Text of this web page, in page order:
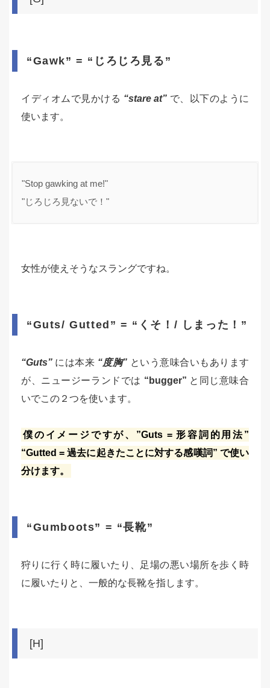
“Gawk” = “じろじろ見る”
イディオムで見かける “stare at” で、以下のように
使います。
"Stop gawking at me!"
"じろじろ見ないで！"
女性が使えそうなスラングですね。
“Guts/ Gutted” = “くそ！/ しまった！”
“Guts” には本来 “度胸” という意味合いもあります
が、ニュージーランドでは “bugger” と同じ意味合
いでこの２つを使います。
僕のイメージですが、”Guts = 形容詞的用法”
“Gutted = 過去に起きたことに対する感嘆詞” で使い
分けます。
“Gumboots” = “長靴”
狩りに行く時に履いたり、足場の悪い場所を歩く時
に履いたりと、一般的な長靴を指します。
[H]